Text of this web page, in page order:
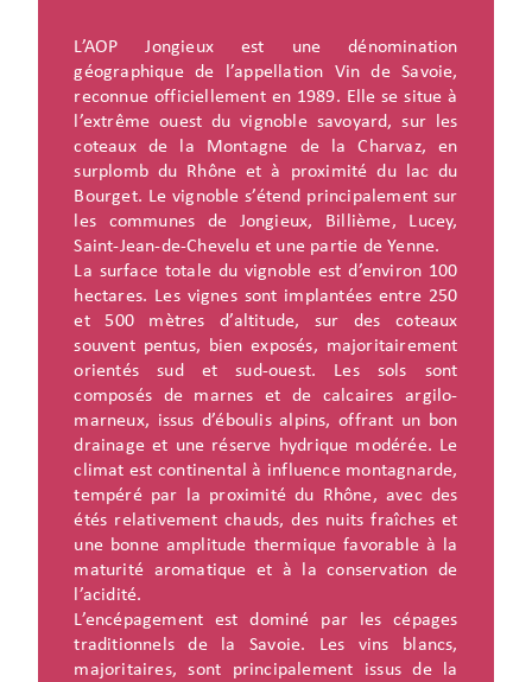
L’AOP Jongieux est une dénomination
géographique de l’appellation Vin de Savoie,
reconnue officiellement en 1989. Elle se situe à
l’extrême ouest du vignoble savoyard, sur les
coteaux de la Montagne de la Charvaz, en
surplomb du Rhône et à proximité du lac du
Bourget. Le vignoble s’étend principalement sur
les communes de Jongieux, Billième, Lucey,
Saint-Jean-de-Chevelu et une partie de Yenne.
La surface totale du vignoble est d’environ 100
hectares. Les vignes sont implantées entre 250
et 500 mètres d’altitude, sur des coteaux
souvent pentus, bien exposés, majoritairement
orientés sud et sud-ouest. Les sols sont
composés de marnes et de calcaires argilo-
marneux, issus d’éboulis alpins, offrant un bon
drainage et une réserve hydrique modérée. Le
climat est continental à influence montagnarde,
tempéré par la proximité du Rhône, avec des
étés relativement chauds, des nuits fraîches et
une bonne amplitude thermique favorable à la
maturité aromatique et à la conservation de
l’acidité.
L’encépagement est dominé par les cépages
traditionnels de la Savoie. Les vins blancs,
majoritaires, sont principalement issus de la